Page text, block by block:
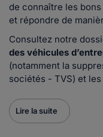
de connaître les
et répondre de
Consultez notre
des véhicules
(notamment la
sociétés - TVS) et
Lire la suite